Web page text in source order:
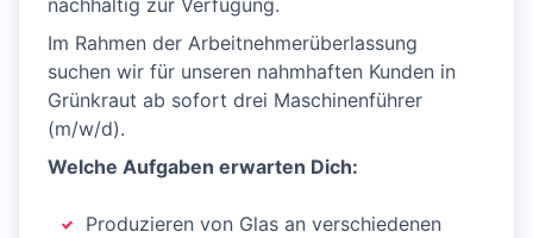
nachhaltig zur Verfügung.
Im Rahmen der Arbeitnehmerüberlassung
suchen wir für unseren nahmhaften Kunden in
Grünkraut ab sofort drei Maschinenführer
(m/w/d).
Welche Aufgaben erwarten Dich:
Produzieren von Glas an verschiedenen